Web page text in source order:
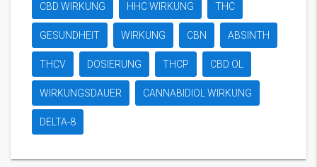
CBD WIRKUNG HHC WIRKUNG THC
GESUNDHEIT WIRKUNG CBN ABSINTH
THCV DOSIERUNG THCP CBD ÖL
WIRKUNGSDAUER CANNABIDIOL WIRKUNG
DELTA-8